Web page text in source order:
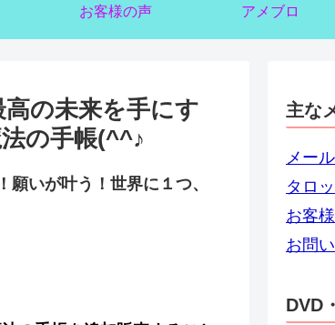
お客様の声 アメブロ
の未来を手にす
の手帳(^^♪
願いが叶う！世界に１つ、
主な
メー
タロ
お客
お問
DVD